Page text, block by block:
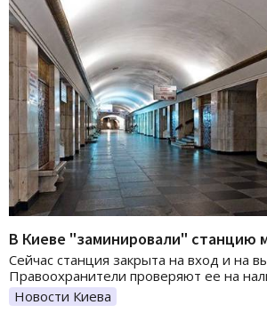
В Киеве "заминировали" станцию
Сейчас станция закрыта на вход и на
Правоохранители проверяют ее на
Новости Киева